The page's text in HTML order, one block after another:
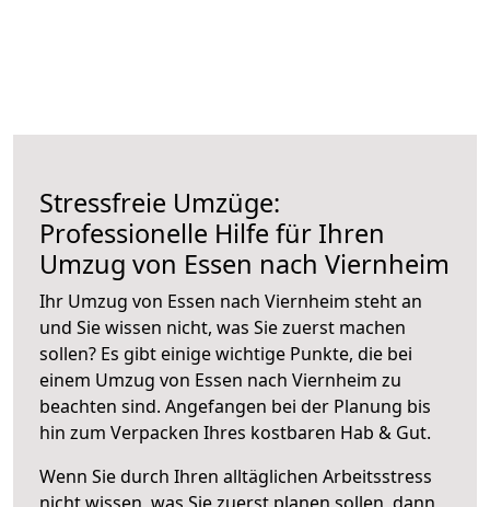
Stressfreie Umzüge:
Professionelle Hilfe für Ihren
Umzug von Essen nach Viernheim
Ihr Umzug von Essen nach Viernheim steht an
und Sie wissen nicht, was Sie zuerst machen
sollen? Es gibt einige wichtige Punkte, die bei
einem Umzug von Essen nach Viernheim zu
beachten sind. Angefangen bei der Planung bis
hin zum Verpacken Ihres kostbaren Hab & Gut.
Wenn Sie durch Ihren alltäglichen Arbeitsstress